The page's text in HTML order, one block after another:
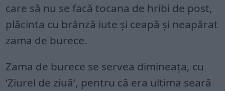
care să nu se facă tocana de hribi de post,
plăcinta cu brânză iute şi ceapă şi neapărat
zama de burece.
Zama de burece se servea dimineaţa, cu
‘Ziurel de ziuă’, pentru că era ultima seară